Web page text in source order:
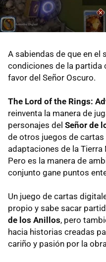
A sabiendas de que en el
condiciones de la partida
favor del Señor Oscuro.
The Lord of the Rings:
reinventa la manera de
personajes del Señor de
de otros juegos de
adaptaciones de la
Pero es la manera de
conjunto gane puntos
Un juego de cartas
propio y sabe sacar
de los Anillos, pero
hacia historias creadas
cariño y pasión por la